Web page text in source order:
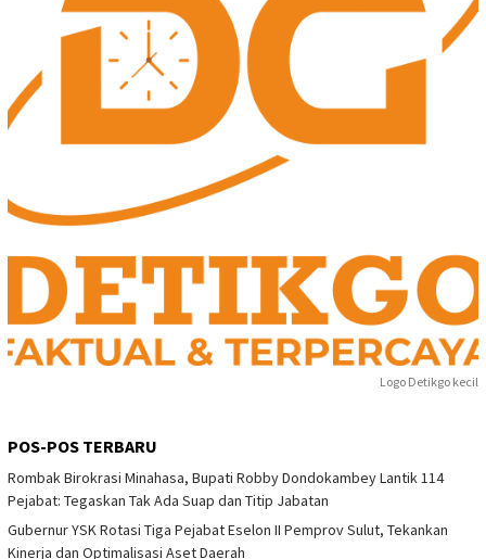
Logo Detikgo kecil
POS-POS TERBARU
Rombak Birokrasi Minahasa, Bupati Robby Dondokambey Lantik 114
Pejabat: Tegaskan Tak Ada Suap dan Titip Jabatan
Gubernur YSK Rotasi Tiga Pejabat Eselon II Pemprov Sulut, Tekankan
Kinerja dan Optimalisasi Aset Daerah